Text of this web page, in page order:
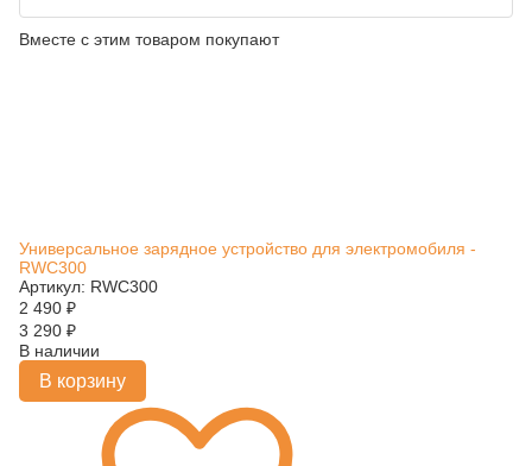
Вместе с этим товаром покупают
Универсальное зарядное устройство для электромобиля -
RWC300
Артикул: RWC300
2 490 ₽
3 290 ₽
В наличии
В корзину